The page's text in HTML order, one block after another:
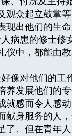
众起立鼓掌
出他们的生命
病患的修士修
中，都能由
像对他们的工
发展他们的
感而令人感
身服务的人
。但在青年